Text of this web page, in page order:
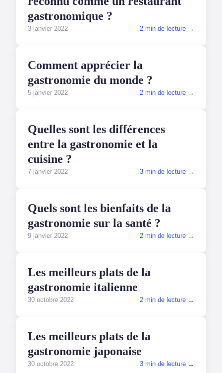
gastronomique ?
3 janvier 2022 2 min de lecture →
Comment apprécier la
gastronomie du monde ?
5 janvier 2022 2 min de lecture →
Quelles sont les différences
entre la gastronomie et la
cuisine ?
7 janvier 2022 3 min de lecture →
Quels sont les bienfaits de la
gastronomie sur la santé ?
9 janvier 2022 2 min de lecture →
Les meilleurs plats de la
gastronomie italienne
30 octobre 2022 2 min de lecture →
Les meilleurs plats de la
gastronomie japonaise
30 octobre 2022 3 min de lecture →